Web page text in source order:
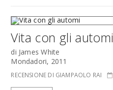
Vita con gli automi
di James White
Mondadori, 2011
RECENSIONE DI GIAMPAOLO RAI